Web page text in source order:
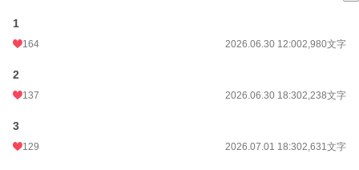
週間ポイント
月間ポイント
年間ポイント
1
164 2026.06.30 12:002,980文字
2
137 2026.06.30 18:302,238文字
3
129 2026.07.01 18:302,631文字